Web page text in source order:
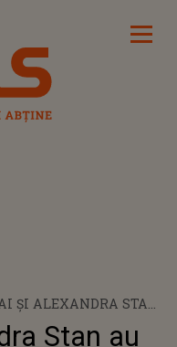
ȘI ALEXANDRA STAN
PIESA
Stan au